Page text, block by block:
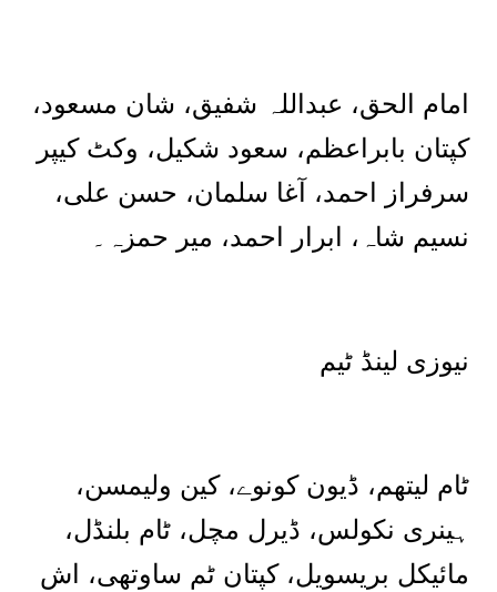
امام الحق، عبداللہ شفیق، شان مسعود،
کپتان بابراعظم، سعود شکیل، وکٹ کیپر
سرفراز احمد، آغا سلمان، حسن علی،
نسیم شاہ، ابرار احمد، میر حمزہ۔
نیوزی لینڈ ٹیم
ٹام لیتھم، ڈیون کونوے، کین ولیمسن،
ہینری نکولس، ڈیرل مچل، ٹام بلنڈل،
مائیکل بریسویل، کپتان ٹم ساوتھی، اش